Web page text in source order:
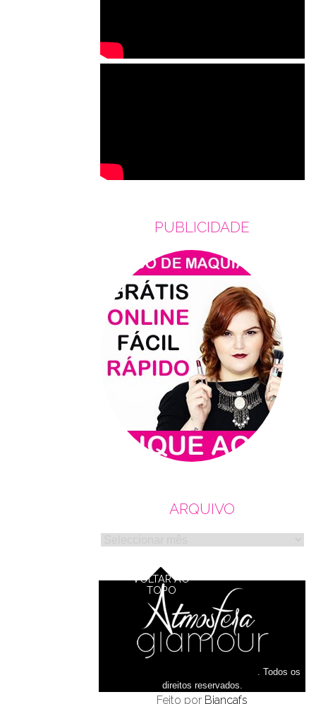
PUBLICIDADE
ARQUIVO
VOLTAR AO
TOPO
Todos os
direitos reservados.
Feito por Biancafs